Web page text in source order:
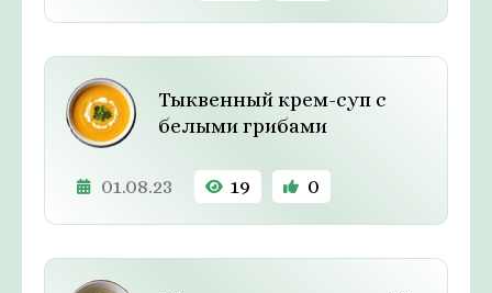
Тыквенный крем-суп с
белыми грибами
01.08.23 19 0